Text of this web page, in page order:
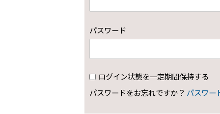
パスワード
ログイン状態を一定期間保持する
パスワードをお忘れですか？ パスワー